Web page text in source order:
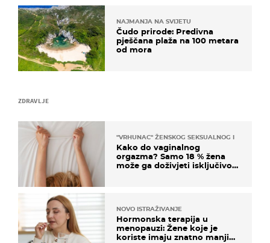
ZDRAVLJE
"VRHUNAC" ŽENSKOG SEKSUALNOG ISKUSTVA
Kako do vaginalnog
orgazma? Samo 18 % žena
može ga doživjeti isključivo
NOVO ISTRAŽIVANJE
Hormonska terapija u
menopauzi: Žene koje je
koriste imaju znatno manji
NAJMANJA NA SVIJETU
Čudo prirode: Predivna
pješčana plaža na 100 metara
od mora